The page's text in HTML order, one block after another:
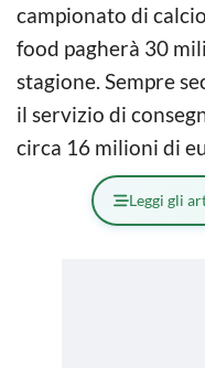
campionato di
food pagherà 30
stagione. Sempre
il servizio di
circa 16 milioni di
Leggi gli